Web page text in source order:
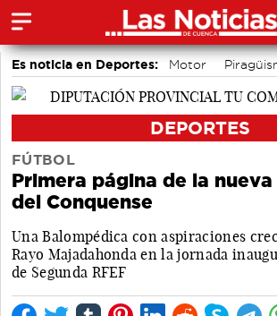
Es noticia en Deportes: Motor
Bádminton
Bolos conquenses
DEPORTES
FÚTBOL
Primera página de la
del Conquense
Una Balompédica con aspiraciones
Rayo Majadahonda en la jornada
de Segunda RFEF